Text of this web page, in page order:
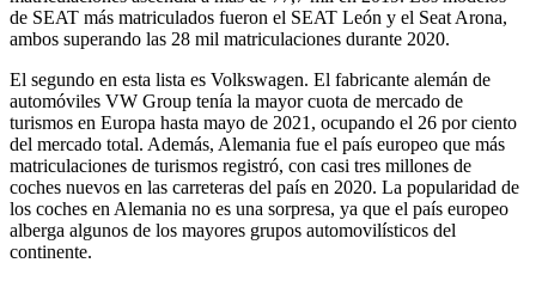
de SEAT más matriculados fueron el SEAT León y el Seat Arona,
ambos superando las 28 mil matriculaciones durante 2020.
El segundo en esta lista es Volkswagen. El fabricante alemán de
automóviles VW Group tenía la mayor cuota de mercado de
turismos en Europa hasta mayo de 2021, ocupando el 26 por ciento
del mercado total. Además, Alemania fue el país europeo que más
matriculaciones de turismos registró, con casi tres millones de
coches nuevos en las carreteras del país en 2020. La popularidad de
los coches en Alemania no es una sorpresa, ya que el país europeo
alberga algunos de los mayores grupos automovilísticos del
continente.